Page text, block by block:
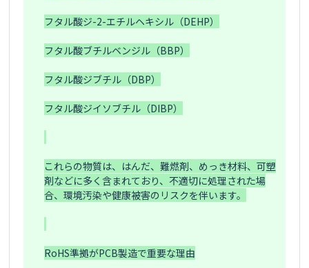
フタル酸ジ-2-エチルヘキシル（DEHP）
フタル酸ブチルベンジル（BBP）
フタル酸ジブチル（DBP）
フタル酸ジイソブチル（DIBP）
これらの物質は、はんだ、難燃剤、めっき材料、可塑
剤などに多く含まれており、不適切に処理された場
合、環境汚染や健康被害のリスクを伴います。
RoHS準拠がPCB製造で重要な理由